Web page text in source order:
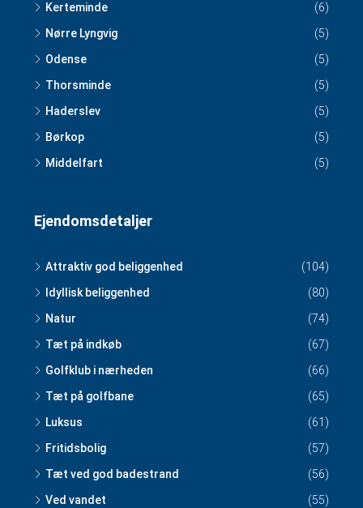
Kerteminde
(6)
Nørre Lyngvig
(5)
Odense
(5)
Thorsminde
(5)
Haderslev
(5)
Børkop
(5)
Middelfart
(5)
Ejendomsdetaljer
Attraktiv god beliggenhed
(104)
Idyllisk beliggenhed
(80)
Natur
(74)
Tæt på indkøb
(67)
Golfklub i nærheden
(66)
Tæt på golfbane
(65)
Luksus
(61)
Fritidsbolig
(57)
Tæt ved god badestrand
(56)
Ved vandet
(55)